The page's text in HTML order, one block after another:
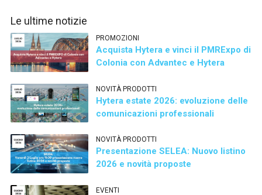
Le ultime notizie
PROMOZIONI
Acquista Hytera e vinci il PMRExpo di
Colonia con Advantec e Hytera
NOVITÀ PRODOTTI
Hytera estate 2026: evoluzione delle
comunicazioni professionali
NOVITÀ PRODOTTI
Presentazione SELEA: Nuovo listino
2026 e novità proposte
EVENTI